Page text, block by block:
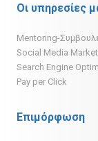
Οι υπηρεσίες
Mentoring-
Social Media
Search Engine
Pay per Click
Επιμόρφωση